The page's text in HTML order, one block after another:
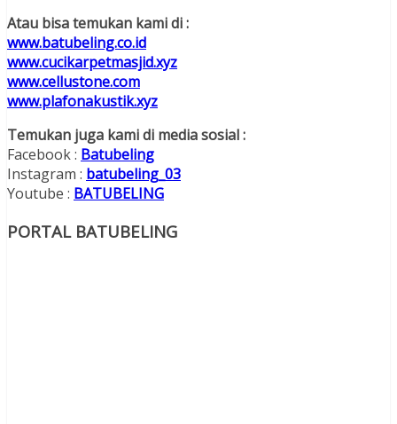
Atau bisa temukan kami di :
www.batubeling.co.id
www.cucikarpetmasjid.xyz
www.cellustone.com
www.plafonakustik.xyz
Temukan juga kami di media sosial :
Facebook : Batubeling
Instagram : batubeling_03
Youtube : BATUBELING
PORTAL BATUBELING